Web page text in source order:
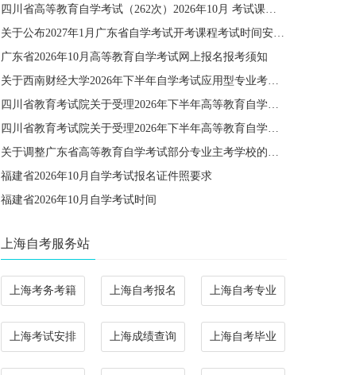
四川省高等教育自学考试（262次）2026年10月 考试课程简表
关于公布2027年1月广东省自学考试开考课程考试时间安排和使用教材的通知
广东省2026年10月高等教育自学考试网上报名报考须知
关于西南财经大学2026年下半年自学考试应用型专业考籍更改办理的通知
四川省教育考试院关于受理2026年下半年高等教育自学考试省际转考申请的通告
四川省教育考试院关于受理2026年下半年高等教育自学考试考籍更改申请的通告
关于调整广东省高等教育自学考试部分专业主考学校的通知
福建省2026年10月自学考试报名证件照要求
福建省2026年10月自学考试时间
上海自考服务站
上海考务考籍 上海自考报名 上海自考专业
上海考试安排 上海成绩查询 上海自考毕业